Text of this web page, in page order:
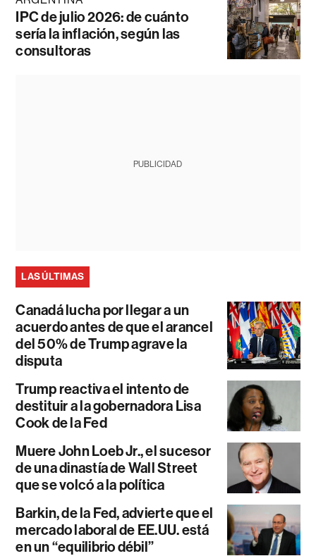
IPC de julio 2026: de cuánto
sería la inflación, según las
consultoras
PUBLICIDAD
LAS ÚLTIMAS
Canadá lucha por llegar a un
acuerdo antes de que el arancel
del 50% de Trump agrave la
disputa
Trump reactiva el intento de
destituir a la gobernadora Lisa
Cook de la Fed
Muere John Loeb Jr., el sucesor
de una dinastía de Wall Street
que se volcó a la política
Barkin, de la Fed, advierte que el
mercado laboral de EE.UU. está
en un “equilibrio débil”